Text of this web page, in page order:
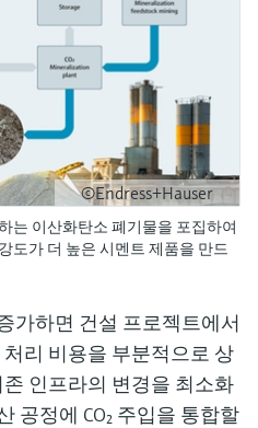
©Endress+Hauser
는 이산화탄소 폐기물을 포집하여
도가 더 높은 시멘트 제품을 만드
가하면 건설 프로젝트에서
리 비용을 부분적으로 상
인프라의 변경을 최소화
공정에 CO₂ 주입을 통합할